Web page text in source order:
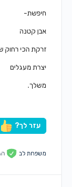
חיפשת-
אבן קטנה
זרקת הכי רחוק
יצרת מעגלים
משלך.
עזר לך?
משפחת לב